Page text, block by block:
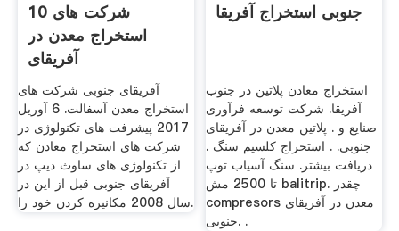
10 شرکت های
استخراج معدن در
آفریقای
آفریقای جنوبی شرکت های
استخراج معدن آسفالت. 6 آوريل
2017 پیشرفت های تکنولوژی در
شرکت های استخراج معادن که
از تکنولوژی های ساوث دیپ در
آفریقای جنوبی قبل از این در
سال 2008 مکانیزه کردن خود را.
جنوبی استخراج آفریقا
استخراج معادن پلاتین در جنوب
آفریقا. شرکت توسعه فرآوری
صنایع و . پلاتین معدن در آفریقای
جنوبی. . استخراج کلسیم سنگ .
دریافت بیشتر. سنگ آسیاب توپ
تا 2500 مش balitrip. چقدر
compresors معدن در آفریقای
جنوبی. .